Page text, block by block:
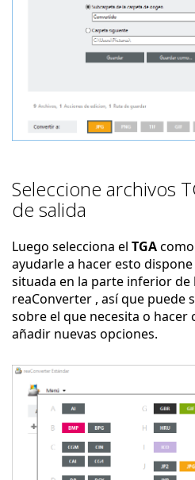
Seleccione archivos
de salida
Luego selecciona el TGA
ayudarle a hacer esto
situada en la parte inferior de
reaConverter , así que puede
sobre el que necesita o hacer
añadir nuevas opciones.